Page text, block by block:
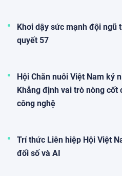
Khơi dậy sức mạnh đội ngũ
quyết 57
Hội Chăn nuôi Việt Nam kỷ
Khẳng định vai trò nòng
công nghệ
Trí thức Liên hiệp Hội Việt
đổi số và AI